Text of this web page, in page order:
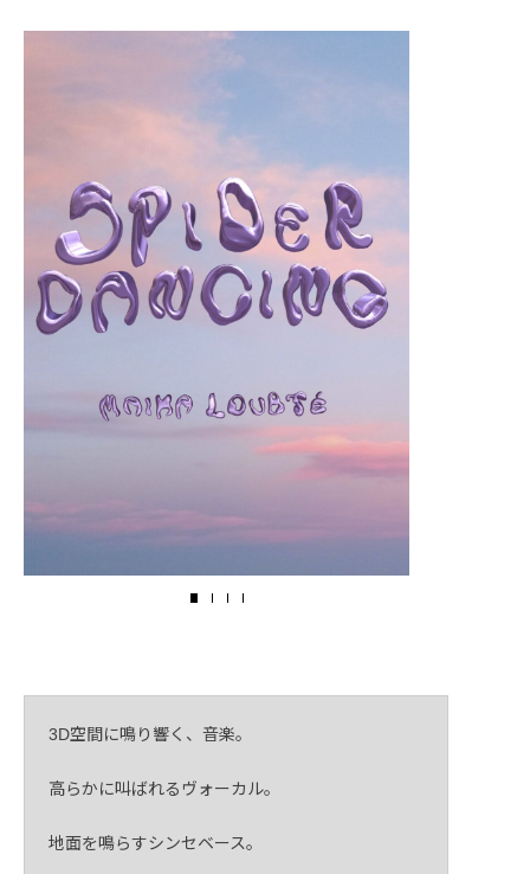
3D空間に鳴り響く、音楽。
高らかに叫ばれるヴォーカル。
地面を鳴らすシンセベース。